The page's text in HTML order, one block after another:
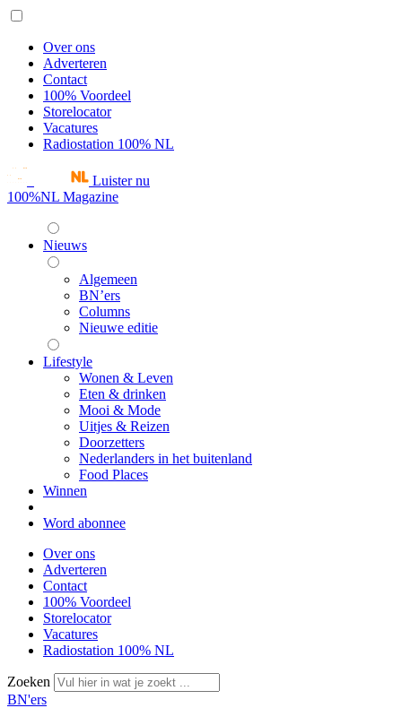
Over ons
Adverteren
Contact
100% Voordeel
Storelocator
Vacatures
Radiostation 100% NL
Luister nu
100%NL Magazine
Nieuws
Algemeen
BN’ers
Columns
Nieuwe editie
Lifestyle
Wonen & Leven
Eten & drinken
Mooi & Mode
Uitjes & Reizen
Doorzetters
Nederlanders in het buitenland
Food Places
Winnen
Word abonnee
Over ons
Adverteren
Contact
100% Voordeel
Storelocator
Vacatures
Radiostation 100% NL
Zoeken
BN'ers